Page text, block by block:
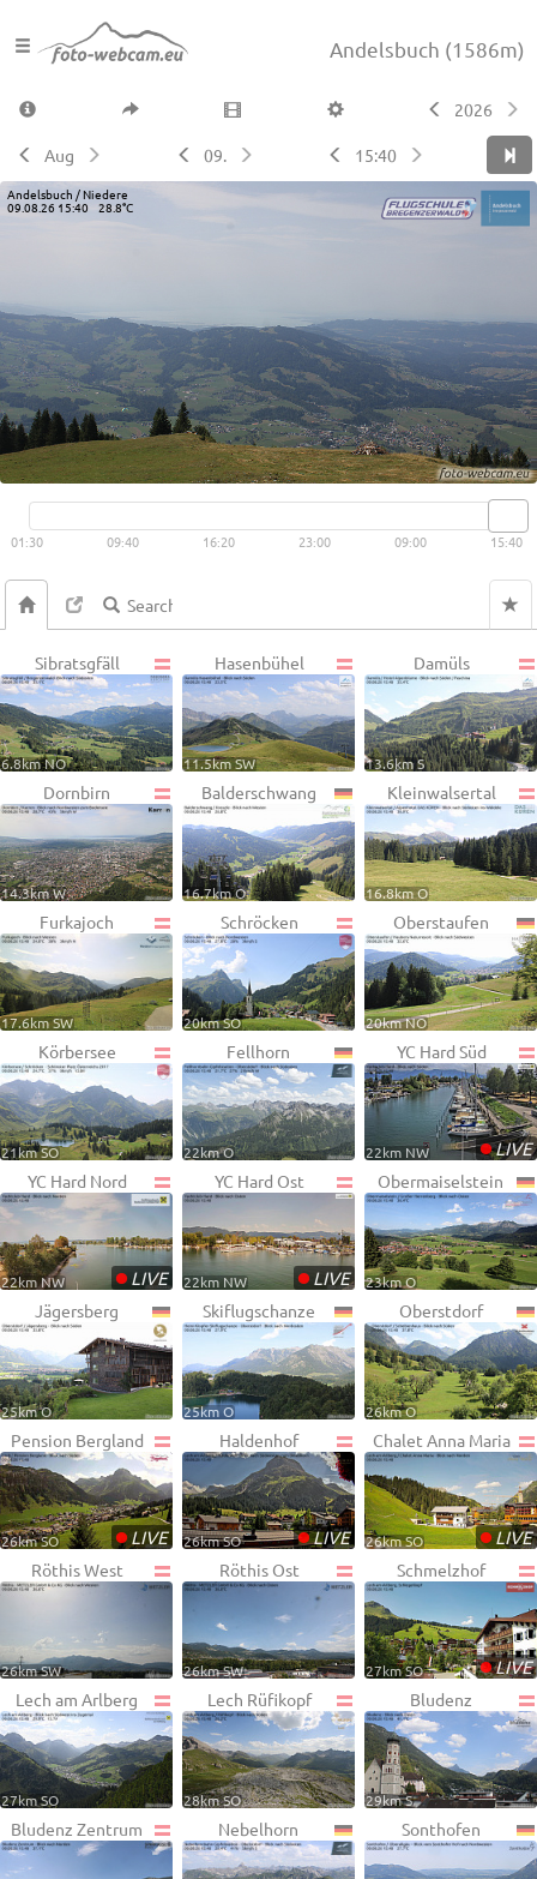
Andelsbuch (1586m)
2026
Aug 09. 15:40
Andelsbuch / Niedere
09.08.26 15:40 28.8°C
Live video available → View
01:30 09:40 16:20 23:00 09:00 15:40
Sibratsgfäll
6.8km NO
Hasenbühel
11.5km SW
Damüls
13.6km S
Dornbirn
14.3km W
Balderschwang
16.7km O
Kleinwalsertal
16.8km O
Furkajoch
17.6km SW
Schröcken
20km SO
Oberstaufen
20km NO
Körbersee
21km SO
Fellhorn
22km O
YC Hard Süd
•LIVE
22km NW
YC Hard Nord
•LIVE
22km NW
YC Hard Ost
•LIVE
22km NW
Obermaiselstein
23km O
Jägersberg
25km O
Skiflugschanze
25km O
Oberstdorf
26km O
Pension Bergland
•LIVE
26km SO
Haldenhof
•LIVE
26km SO
Chalet Anna Maria
•LIVE
26km SO
Röthis West
26km SW
Röthis Ost
26km SW
Schmelzhof
•LIVE
27km SO
Lech am Arlberg
27km SO
Lech Rüfikopf
28km SO
Bludenz
29km S
Bludenz Zentrum Nebelhorn Sonthofen